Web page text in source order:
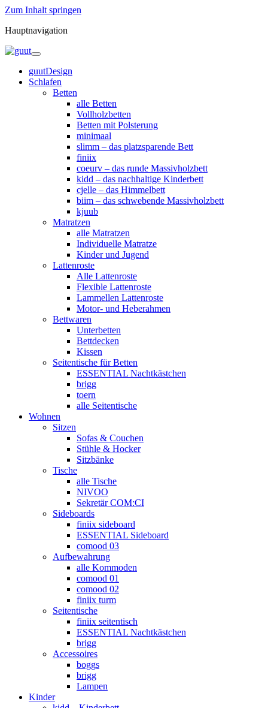
Zum Inhalt springen
Hauptnavigation
guutDesign
Schlafen
Betten
alle Betten
Vollholzbetten
Betten mit Polsterung
minimaal
slimm – das platzsparende Bett
finiix
coeurv – das runde Massivholzbett
kidd – das nachhaltige Kinderbett
cjelle – das Himmelbett
biim – das schwebende Massivholzbett
kjuub
Matratzen
alle Matratzen
Individuelle Matratze
Kinder und Jugend
Lattenroste
Alle Lattenroste
Flexible Lattenroste
Lammellen Lattenroste
Motor- und Heberahmen
Bettwaren
Unterbetten
Bettdecken
Kissen
Seitentische für Betten
ESSENTIAL Nachtkästchen
brigg
toern
alle Seitentische
Wohnen
Sitzen
Sofas & Couchen
Stühle & Hocker
Sitzbänke
Tische
alle Tische
NIVOO
Sekretär COM:CI
Sideboards
finiix sideboard
ESSENTIAL Sideboard
comood 03
Aufbewahrung
alle Kommoden
comood 01
comood 02
finiix turm
Seitentische
finiix seitentisch
ESSENTIAL Nachtkästchen
brigg
Accessoires
boggs
brigg
Lampen
Kinder